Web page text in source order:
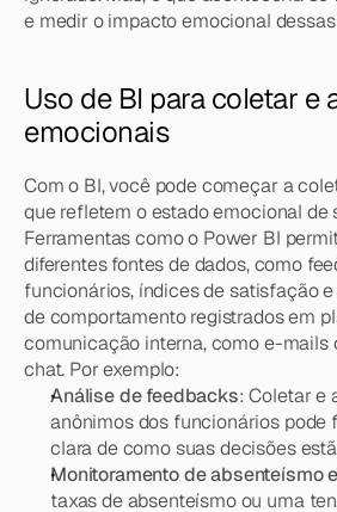
e medir o impacto emocional
Uso de BI para coletar e
emocionais
Com o BI, você pode começar a
que refletem o estado emocional de
Ferramentas como o Power BI
diferentes fontes de dados, como
funcionários, índices de satisfação
de comportamento registrados em
comunicação interna, como e-mails
chat. Por exemplo:
Análise de feedbacks: Coletar e
anônimos dos funcionários pode
clara de como suas decisões
Monitoramento de absenteísmo
taxas de absenteísmo ou uma